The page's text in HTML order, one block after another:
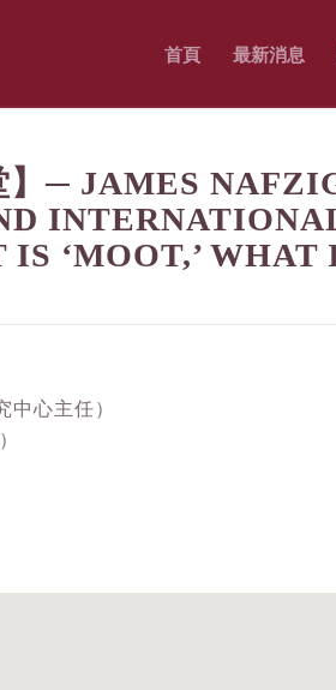
首頁 最新消息
】─ JAMES
‘MOOT,’ WHAT
心主任）